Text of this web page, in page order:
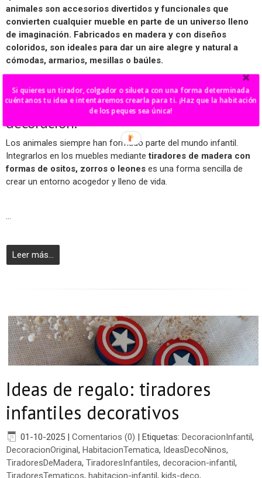
animales son accesorios divertidos y funcionales que
convierten cualquier mueble en parte de un universo lleno
de imaginación. Fabricados en madera y con diseños
coloridos, son ideales para dar un aire alegre y natural a
cómodas, armarios, mesillas o baúles.
1. La magia de los animales en la
decoración.
Los animales siempre han formado parte del mundo infantil.
Integrarlos en los muebles mediantetiradores de madera con
formas de ositos, zorros o leones es una forma sencilla de
crear un entorno acogedor y lleno de vida.
...
Leer más...
Ideas de regalo: tiradores
infantiles decorativos
01-10-2025 Comentarios (0) Etiquetas: DecoracionInfantil ,
DecoracionOriginal, HabitacionTematica, IdeasDecoNinos,
TiradoresDeMadera, TiradoresInfantiles, decoracion-infantil ,
Si quieres un tirador, colgador o silueta con una forma determinada
cuéntanos tu idea e intentaremos crearla para ti. ¡Haz que la habitación
de los peques sea única!